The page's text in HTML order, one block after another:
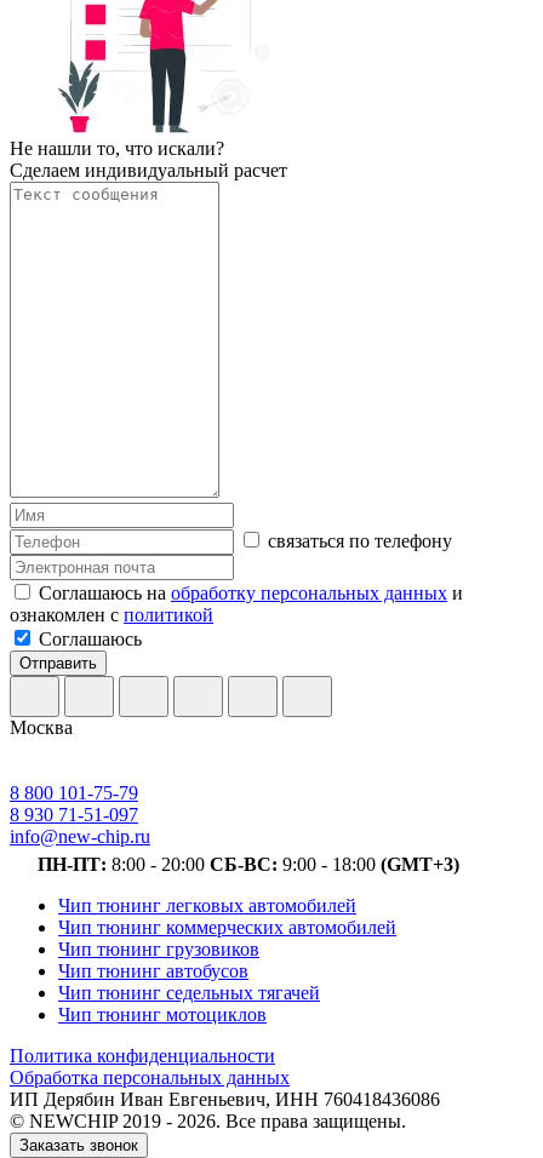
Не нашли то, что искали?
Сделаем индивидуальный расчет
связаться по телефону
Соглашаюсь на обработку персональных данных и
ознакомлен с политикой
Соглашаюсь
Отправить
Москва
8 800 101-75-79
8 930 71-51-097
info@new-chip.ru
ПН-ПТ: 8:00 - 20:00 СБ-ВС: 9:00 - 18:00 (GMT+3)
Чип тюнинг легковых автомобилей
Чип тюнинг коммерческих автомобилей
Чип тюнинг грузовиков
Чип тюнинг автобусов
Чип тюнинг седельных тягачей
Чип тюнинг мотоциклов
Политика конфиденциальности
Обработка персональных данных
ИП Дерябин Иван Евгеньевич, ИНН 760418436086
© NEWCHIP 2019 - 2026. Все права защищены.
Заказать звонок